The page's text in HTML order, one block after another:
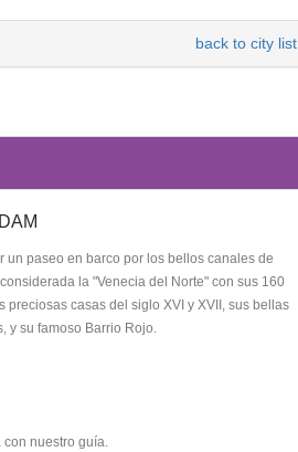
back to city list
un paseo en barco por los bellos canales de
la "Venecia del Norte" con sus 160
preciosas casas del siglo XVI y XVII, sus bellas
y su famoso Barrio Rojo.
con nuestro guía.